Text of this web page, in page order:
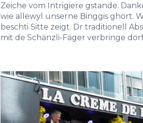
Zeiche vom Intrigiere gstande.
wie allewyl unserne Binggis ghört.
beschti Sitte zeigt. Dr traditionell
mit de Schänzli-Fäger verbringe